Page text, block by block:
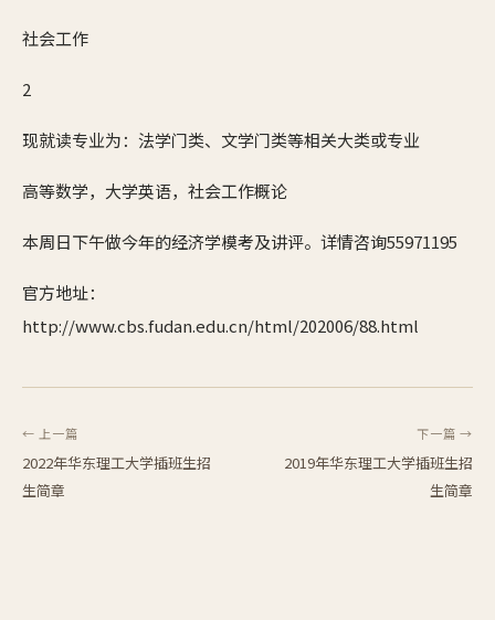
社会工作
2
现就读专业为：法学门类、文学门类等相关大类或专业
高等数学，大学英语，社会工作概论
本周日下午做今年的经济学模考及讲评。详情咨询55971195
官方地址：
http://www.cbs.fudan.edu.cn/html/202006/88.html
← 上一篇
2022年​华东理工大学插班生招
生简章
下一篇 →
2019年华东理工大学插班生招
生简章